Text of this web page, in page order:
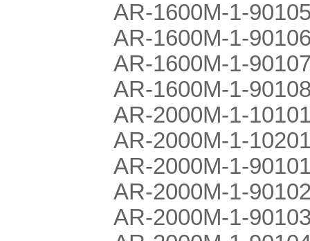
AR-1600M-1-
AR-1600M-1-
AR-1600M-1-
AR-1600M-1-
AR-2000M-1-
AR-2000M-1-
AR-2000M-1-
AR-2000M-1-
AR-2000M-1-